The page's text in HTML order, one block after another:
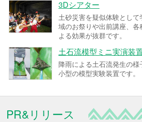
3Dシアター
土砂災害を疑似体験とし
域のお祭りや出前講座、
よる効果が抜群です。
土石流模型ミニ実演装
降雨による土石流発生の
小型の模型実験装置です。
PR&リリース